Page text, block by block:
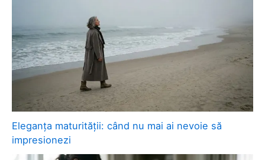
Eleganța maturității: când nu mai ai nevoie să
impresionezi